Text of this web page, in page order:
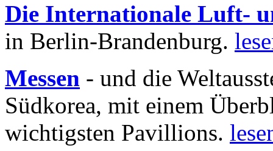
Die Internationale Luft-
in Berlin-Brandenburg.
Messen - und die
Südkorea, mit einem
wichtigsten Pavillions.